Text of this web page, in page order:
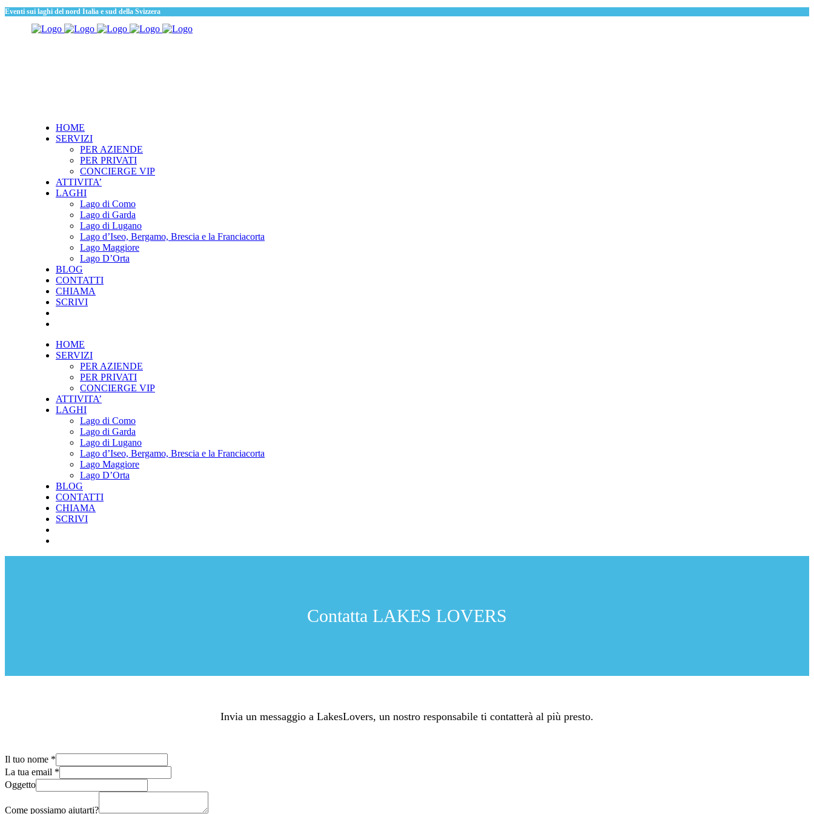
Eventi sui laghi del nord Italia e sud della Svizzera
HOME
SERVIZI
PER AZIENDE
PER PRIVATI
CONCIERGE VIP
ATTIVITA’
LAGHI
Lago di Como
Lago di Garda
Lago di Lugano
Lago d’Iseo, Bergamo, Brescia e la Franciacorta
Lago Maggiore
Lago D’Orta
BLOG
CONTATTI
CHIAMA
SCRIVI
HOME
SERVIZI
PER AZIENDE
PER PRIVATI
CONCIERGE VIP
ATTIVITA’
LAGHI
Lago di Como
Lago di Garda
Lago di Lugano
Lago d’Iseo, Bergamo, Brescia e la Franciacorta
Lago Maggiore
Lago D’Orta
BLOG
CONTATTI
CHIAMA
SCRIVI
Contatta LAKES LOVERS
Invia un messaggio a LakesLovers, un nostro responsabile ti contatterà al più presto.
Il tuo nome *
La tua email *
Oggetto
Come possiamo aiutarti?